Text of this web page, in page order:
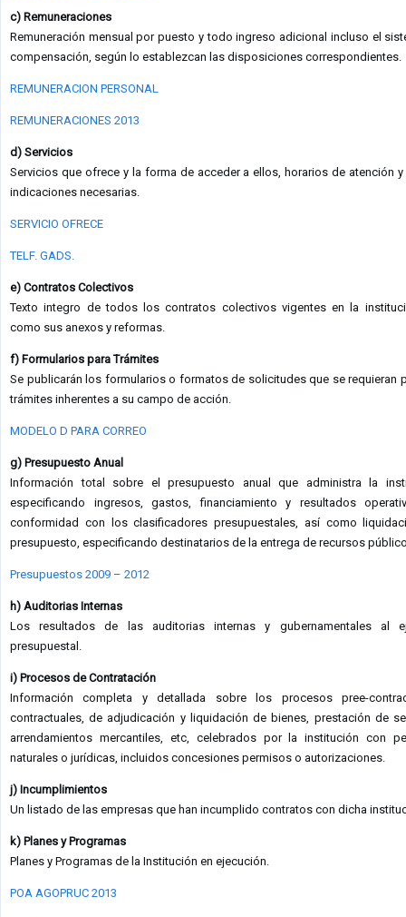
c) Remuneraciones
Remuneración mensual por puesto y todo ingreso adicional incluso el
compensación, según lo establezcan las disposiciones correspondientes.
REMUNERACION PERSONAL
REMUNERACIONES 2013
d) Servicios
Servicios que ofrece y la forma de acceder a ellos, horarios de atención
indicaciones necesarias.
SERVICIO OFRECE
TELF. GADS.
e) Contratos Colectivos
Texto integro de todos los contratos colectivos vigentes en la
como sus anexos y reformas.
f) Formularios para Trámites
Se publicarán los formularios o formatos de solicitudes que se requieran
trámites inherentes a su campo de acción.
MODELO D PARA CORREO
g) Presupuesto Anual
Información total sobre el presupuesto anual que administra la
especificando ingresos, gastos, financiamiento y resultados
conformidad con los clasificadores presupuestales, así como
presupuesto, especificando destinatarios de la entrega de recursos
Presupuestos 2009 – 2012
h) Auditorias Internas
Los resultados de las auditorias internas y gubernamentales al
presupuestal.
i) Procesos de Contratación
Información completa y detallada sobre los procesos pree-
contractuales, de adjudicación y liquidación de bienes, prestación de
arrendamientos mercantiles, etc, celebrados por la institución con
naturales o jurídicas, incluidos concesiones permisos o autorizaciones.
j) Incumplimientos
Un listado de las empresas que han incumplido contratos con dicha
k) Planes y Programas
Planes y Programas de la Institución en ejecución.
POA AGOPRUC 2013